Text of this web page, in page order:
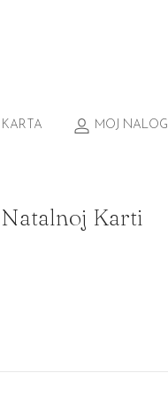
MOJ NALOG
Natalnoj Karti